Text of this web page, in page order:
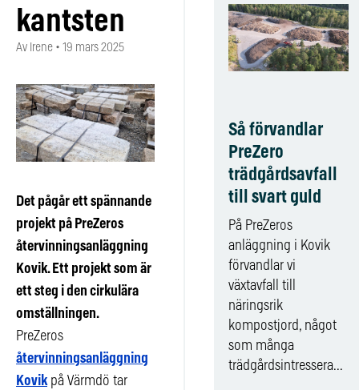
kantsten
Av Irene • 19 mars 2025
Det pågår ett spännande
projekt på PreZeros
återvinningsanläggning
Kovik. Ett projekt som är
ett steg i den cirkulära
omställningen.
PreZeros
återvinningsanläggning
Kovikpå Värmdö tar
Så förvandlar
PreZero
trädgårdsavfall
till svart guld
På PreZeros
anläggning i Kovik
förvandlar vi
växtavfall till
näringsrik
kompostjord, något
som många
trädgårdsintressera...